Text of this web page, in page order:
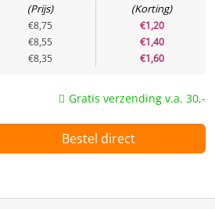
50 w
220 V
Prijs Korting
€8,75
€1,20
€8,55
€1,40
€8,35 €1,60
Gratis verzending v.a. 30,-
Bestel direct